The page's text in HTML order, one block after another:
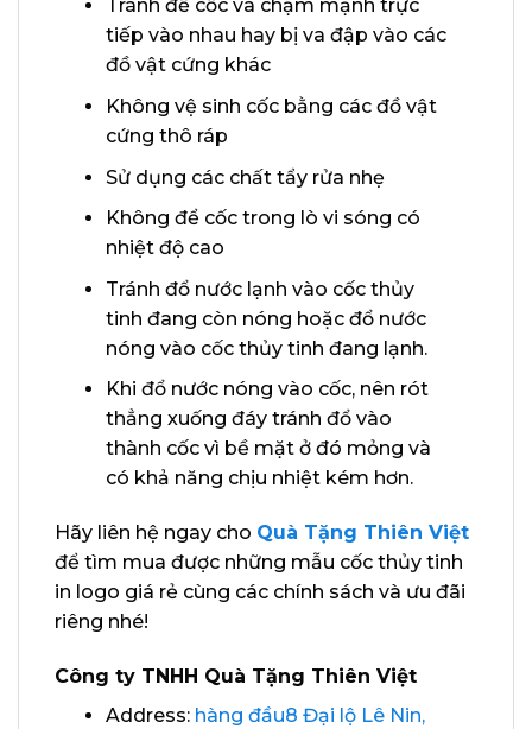
Tránh để cốc va chạm mạnh trực
tiếp vào nhau hay bị va đập vào các
đồ vật cứng khác
Không vệ sinh cốc bằng các đồ vật
cứng thô ráp
Sử dụng các chất tẩy rửa nhẹ
Không để cốc trong lò vi sóng có
nhiệt độ cao
Tránh đổ nước lạnh vào cốc thủy
tinh đang còn nóng hoặc đổ nước
nóng vào cốc thủy tinh đang lạnh.
Khi đổ nước nóng vào cốc, nên rót
thẳng xuống đáy tránh đổ vào
thành cốc vì bề mặt ở đó mỏng và
có khả năng chịu nhiệt kém hơn.
Hãy liên hệ ngay cho Quà Tặng Thiên Việt
để tìm mua được những mẫu cốc thủy tinh
in logo giá rẻ cùng các chính sách và ưu đãi
riêng nhé!
Công ty TNHH Quà Tặng Thiên Việt
Address: hàng đầu8 Đại lộ Lê Nin,